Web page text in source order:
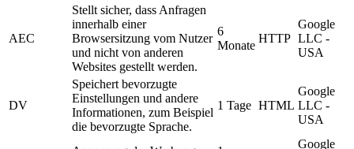
AEC
Stellt sicher, dass Anfragen
innerhalb einer
Browsersitzung vom Nutzer
und nicht von anderen
Websites gestellt werden.
6
Monate
HTTP
Google
LLC -
USA
DV
Speichert bevorzugte
Einstellungen und andere
Informationen, zum Beispiel
die bevorzugte Sprache.
1 Tage HTML
Google
LLC -
USA
Google